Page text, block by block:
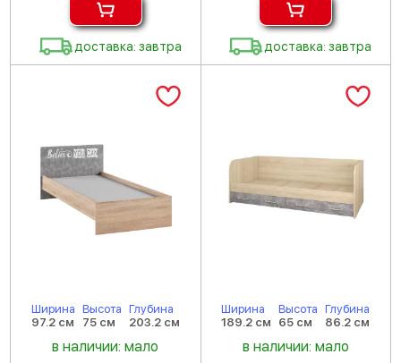
доставка: завтра доставка: завтра
Ширина
97.2 см
Высота
75 см
Глубина
203.2 см
в наличии: мало
Ширина
189.2 см
Высота
65 см
Глубина
86.2 см
в наличии: мало